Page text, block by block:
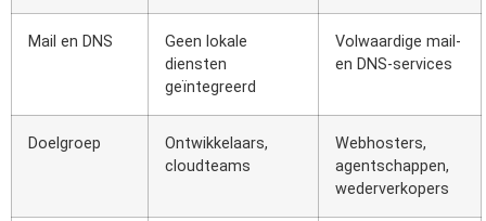
Mail en DNS
Geen lokale
diensten
geïntegreerd
Volwaardige mail-
en DNS-services
Doelgroep
Ontwikkelaars,
cloudteams
Webhosters,
agentschappen,
wederverkopers